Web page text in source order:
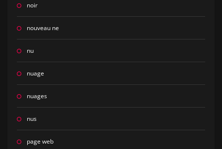
noir
nouveau ne
nu
nuage
nuages
nus
page web